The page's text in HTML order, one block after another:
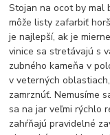
Stojan na ocot by mal
môže listy zafarbiť
je najlepší, ak je
vinice sa stretávajú s
zubného kameňa v
v veterných
zamrznúť. Nemusíme
sa na jar veľmi rýchlo
zahŕňajú pravidelné